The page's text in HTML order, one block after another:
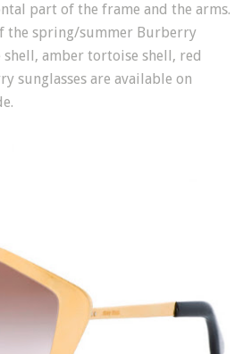
part of the frame and the arms.
the spring/summer Burberry
amber tortoise shell, red
sunglasses are available on